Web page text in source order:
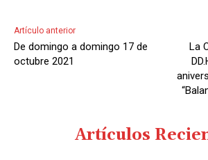
Artículo anterior
De domingo a domingo 17 de
octubre 2021
La
Artículos